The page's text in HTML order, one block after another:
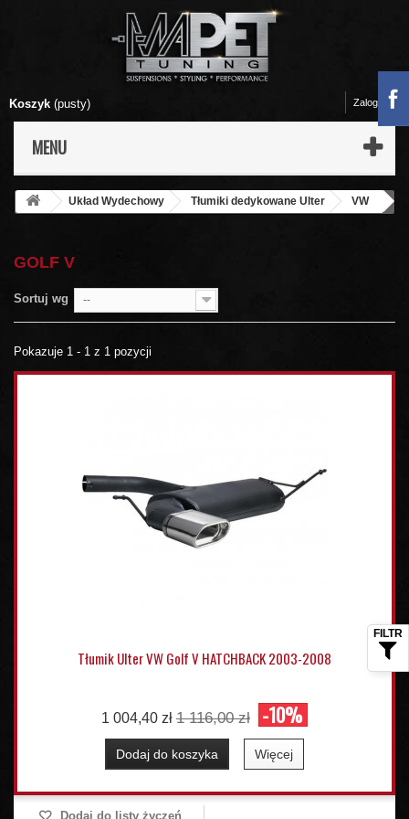
Koszyk (pusty)
MENU
Zaloguj się
Układ Wydechowy Tłumiki dedykowane Ulter
VW
GOLF V
Sortuj wg --
Pokazuje 1 - 1 z 1 pozycji
Tłumik Ulter VW Golf V HATCHBACK 2003-2008
1 004,40 zł 1 116,00 zł -10%
Dodaj do koszyka Więcej
Dodaj do listy życzeń